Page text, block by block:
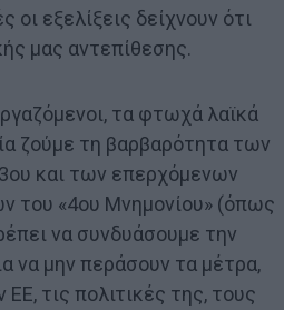
οι εξελίξεις δείχνουν ότι
μας αντεπίθεσης.
τα φτωχά λαϊκά
ζούμε τη βαρβαρότητα των
και των επερχόμενων
του «4ου Μνημονίου» (όπως
να συνδυάσουμε την
να μην περάσουν τα μέτρα,
τις πολιτικές της, τους